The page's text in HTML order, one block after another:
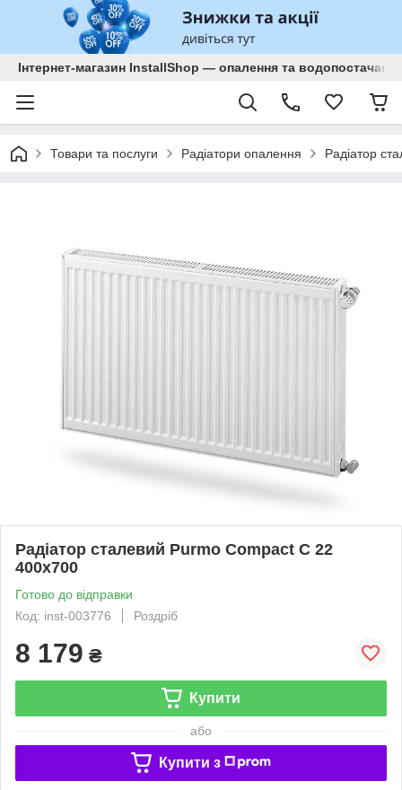
Інтернет-магазин InstallShop — опалення та водопостачання
Товари та послуги Радіатори опалення Радіатор
Радіатор сталевий Purmo Compact C 22
400x700
Готово до відправки
Код: inst-003776
Роздріб
8 179 ₴
Купити
або
Купити з